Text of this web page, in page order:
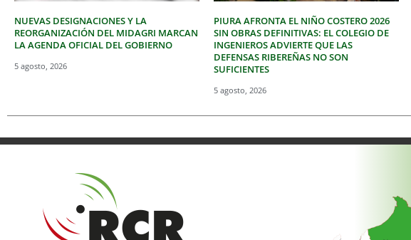
NUEVAS DESIGNACIONES Y LA
REORGANIZACIÓN DEL MIDAGRI MARCAN
LA AGENDA OFICIAL DEL GOBIERNO
5 agosto, 2026
PIURA AFRONTA EL NIÑO COSTERO 2026
SIN OBRAS DEFINITIVAS: EL COLEGIO DE
INGENIEROS ADVIERTE QUE LAS
DEFENSAS RIBEREÑAS NO SON
SUFICIENTES
5 agosto, 2026